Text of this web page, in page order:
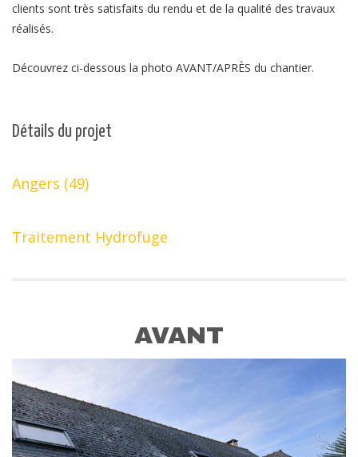
clients sont très satisfaits du rendu et de la qualité des travaux
réalisés.
Découvrez ci-dessous la photo AVANT/APRÈS du chantier.
Détails du projet
Angers (49)
Traitement Hydrofuge
AVANT